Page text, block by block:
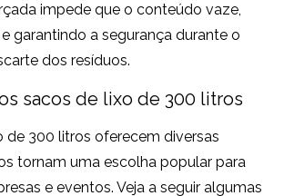
impede que o conteúdo vaze,
garantindo a segurança durante o
dos resíduos.
sacos de lixo de 300 litros
de 300 litros oferecem diversas
tornam uma escolha popular para
e eventos. Veja a seguir algumas